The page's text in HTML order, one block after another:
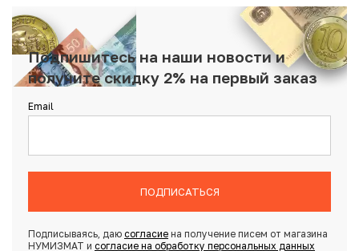
Подпишитесь на наши новости и
получите скидку 2% на первый заказ
Email
ПОДПИСАТЬСЯ
Подписываясь, даю согласиена получение писем от магазина
НУМИЗМАТ и согласие на обработку персональных данных